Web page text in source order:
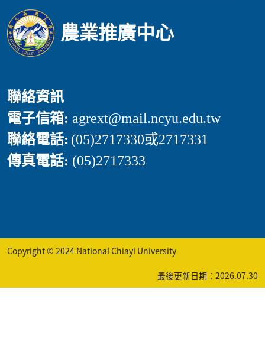
農業推廣中心
聯絡資訊
電子信箱: agrext@mail.ncyu.edu.tw
聯絡電話: (05)2717330或2717331
傳真電話: (05)2717333
Copyright © 2024 National Chiayi University
最後更新日期：2026.07.30